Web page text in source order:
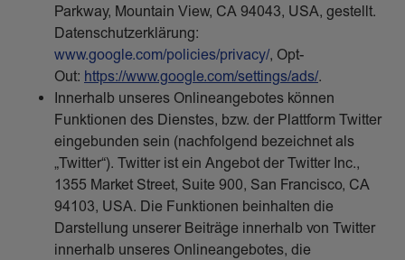
Parkway, Mountain View, CA 94043, USA, gestellt.
Datenschutzerklärung:
www.google.com/policies/privacy/, Opt-
Out: https://www.google.com/settings/ads/.
Innerhalb unseres Onlineangebotes können
Funktionen des Dienstes, bzw. der Plattform Twitter
eingebunden sein (nachfolgend bezeichnet als
„Twitter“). Twitter ist ein Angebot der Twitter Inc.,
1355 Market Street, Suite 900, San Francisco, CA
94103, USA. Die Funktionen beinhalten die
Darstellung unserer Beiträge innerhalb von Twitter
innerhalb unseres Onlineangebotes, die